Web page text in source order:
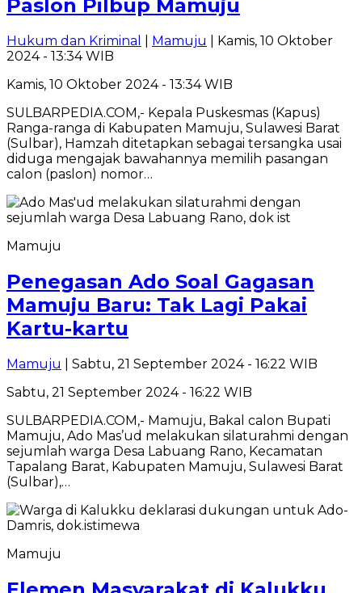
Paslon Pilbup Mamuju
Hukum dan Kriminal Mamuju
| Kamis, 10 Oktober
2024 - 13:34 WIB
Kamis, 10 Oktober 2024 - 13:34 WIB
SULBARPEDIA.COM,- Kepala Puskesmas (Kapus)
Ranga-ranga di Kabupaten Mamuju, Sulawesi Barat
(Sulbar), Hamzah ditetapkan sebagai tersangka usai
diduga mengajak bawahannya memilih pasangan
calon (paslon) nomor…
Mamuju
Penegasan Ado Soal Gagasan
Mamuju Baru: Tak Lagi Pakai
Kartu-kartu
Mamuju
| Sabtu, 21 September 2024 - 16:22 WIB
Sabtu, 21 September 2024 - 16:22 WIB
SULBARPEDIA.COM,- Mamuju, Bakal calon Bupati
Mamuju, Ado Mas’ud melakukan silaturahmi dengan
sejumlah warga Desa Labuang Rano, Kecamatan
Tapalang Barat, Kabupaten Mamuju, Sulawesi Barat
(Sulbar),…
Mamuju